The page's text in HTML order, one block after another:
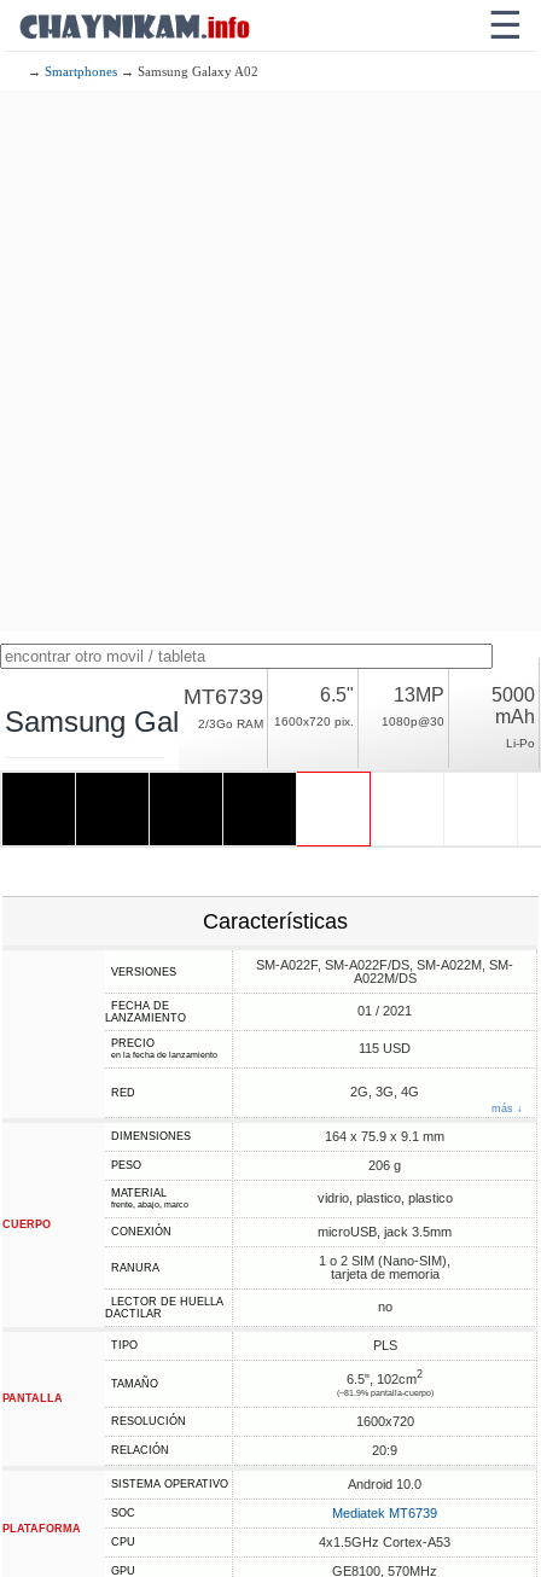
☰
→Smartphones → Samsung Galaxy A02
Samsung Galaxy A02
MT6739
2/3Go RAM
6.5"
1600x720 pix.
13MP
1080p@30
5000
mAh
Li-Po
Características
VERSIONES
SM-A022F, SM-A022F/DS, SM-A022M, SM-
A022M/DS
FECHA DE
LANZAMIENTO
01 / 2021
PRECIO
en la fecha de lanzamiento 115 USD
RED 2G, 3G, 4G
más ↓
CUERPO
DIMENSIONES 164 x 75.9 x 9.1 mm
PESO 206 g
MATERIAL
frente, abajo, marco vidrio, plastico, plastico
CONEXIÓN microUSB, jack 3.5mm
RANURA
1 o 2 SIM (Nano-SIM),
tarjeta de memoria
LECTOR DE HUELLA
DACTILAR
no
PANTALLA
TIPO PLS
TAMAÑO 6.5", 102cm2
(~81.9% pantalla-cuerpo)
RESOLUCIÓN 1600x720
RELACIÓN 20:9
PLATAFORMA
SISTEMA OPERATIVO Android 10.0
SOC Mediatek MT6739
CPU 4x1.5GHz Cortex-A53
GPU GE8100, 570MHz